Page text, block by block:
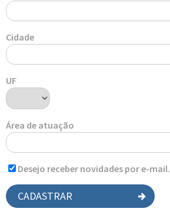
Cidade
UF
Área de atuação
Desejo receber novidades por e-mail.
CADASTRAR